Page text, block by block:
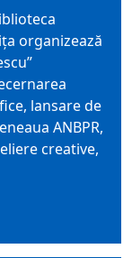
organizează
lansare de
ANBPR,
creative,